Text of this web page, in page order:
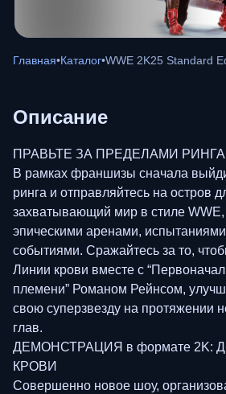
Главная•Каталог•WWE 2K25 Standard
Описание
ПРАВЬТЕ ЗА ПРЕДЕЛАМИ РИНГА
В рамках франшизы сначала
ринга и отправляйтесь на остров
захватывающий мир в стиле
эпическими аренами,
событиями. Сражайтесь за то,
Линии крови вместе с
племени” Романом Рейнсом,
свою суперзвезду на протяжении
глав.
ДЕМОНСТРАЦИЯ в формате 2K:
КРОВИ
Совершенно новое шоу,